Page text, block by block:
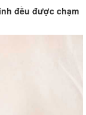
đều được chạm